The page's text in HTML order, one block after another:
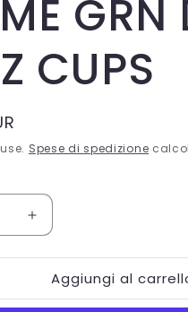
GRN
CUPS
Spese di spedizione
Aumenta
quantità
per
LIME
Aggiungi al